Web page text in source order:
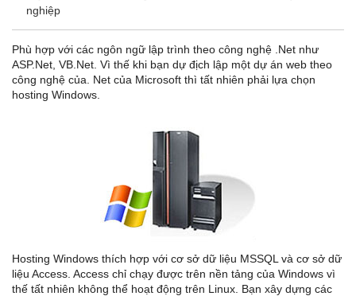
nghiệp
Phù hợp với các ngôn ngữ lập trình theo công nghệ .Net như
ASP.Net, VB.Net. Vì thế khi bạn dự địch lập một dự án web theo
công nghệ của. Net của Microsoft thì tất nhiên phải lựa chọn
hosting Windows.
Hosting Windows thích hợp với cơ sở dữ liệu MSSQL và cơ sở dữ
liệu Access. Access chỉ chạy được trên nền tảng của Windows vì
thế tất nhiên không thể hoạt động trên Linux. Bạn xây dựng các